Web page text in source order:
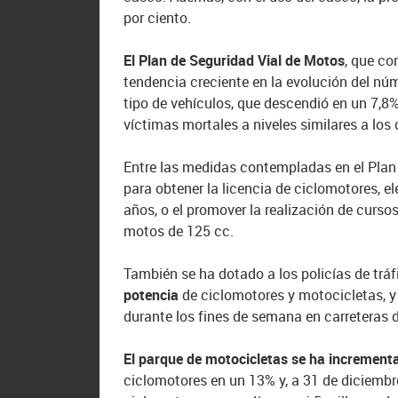
por ciento.
El Plan de Seguridad Vial de Motos, que
tendencia creciente en la evolución del
tipo de vehículos, que descendió en un
víctimas mortales a niveles similares a los
Entre las medidas contempladas en el
para obtener la licencia de ciclomotores,
años, o el promover la realización de
motos de 125 cc.
También se ha dotado a los policías de
potencia de ciclomotores y motocicletas,
durante los fines de semana en
El parque de motocicletas se ha
ciclomotores en un 13% y, a 31 de